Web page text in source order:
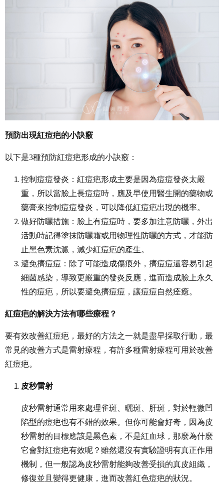
預防出現紅痘疤的小訣竅
以下是3種預防紅痘疤形成的小訣竅：
控制痘痘發炎：紅痘疤形成主要是因為痘痘發炎太嚴
重，所以當臉上長痘痘時，應及早使用醫生開的藥物或
藥膏來控制痘痘發炎，可以降低紅痘疤出現的機率。
做好防曬措施：臉上有痘痘時，要多加注意防曬，外出
活動時記得塗抹防曬霜或用物理性防曬的方式，才能防
止黑色素沈澱，減少紅痘疤的產生。
避免擠痘痘：除了可能造成傷痕外，擠痘痘還容易引起
細菌感染，導致更嚴重的發炎反應，進而造成臉上永久
性的痘疤，所以要避免擠痘痘，讓痘痘自然痊癒。
紅痘疤的解決方法有哪些療程？
要有效改善紅痘疤，最好的方法之一就是盡早採取行動，最
常見的改善方式是雷射療程，有許多種雷射療程可用於改善
紅痘疤。
皮秒雷射
皮秒雷射通常用來處理雀斑、曬斑、肝斑，對於輕微凹
陷型的痘疤也有不錯的效果。但你可能會好奇，因為皮
秒雷射的目標應該是黑色素，不是紅血球，那麼為什麼
它會對紅痘疤有效呢？雖然還沒有實驗證明有真正作用
機制，但一般認為皮秒雷射能夠改善受損的真皮組織，
修復並且變得更健康，進而改善紅色痘疤的狀況。